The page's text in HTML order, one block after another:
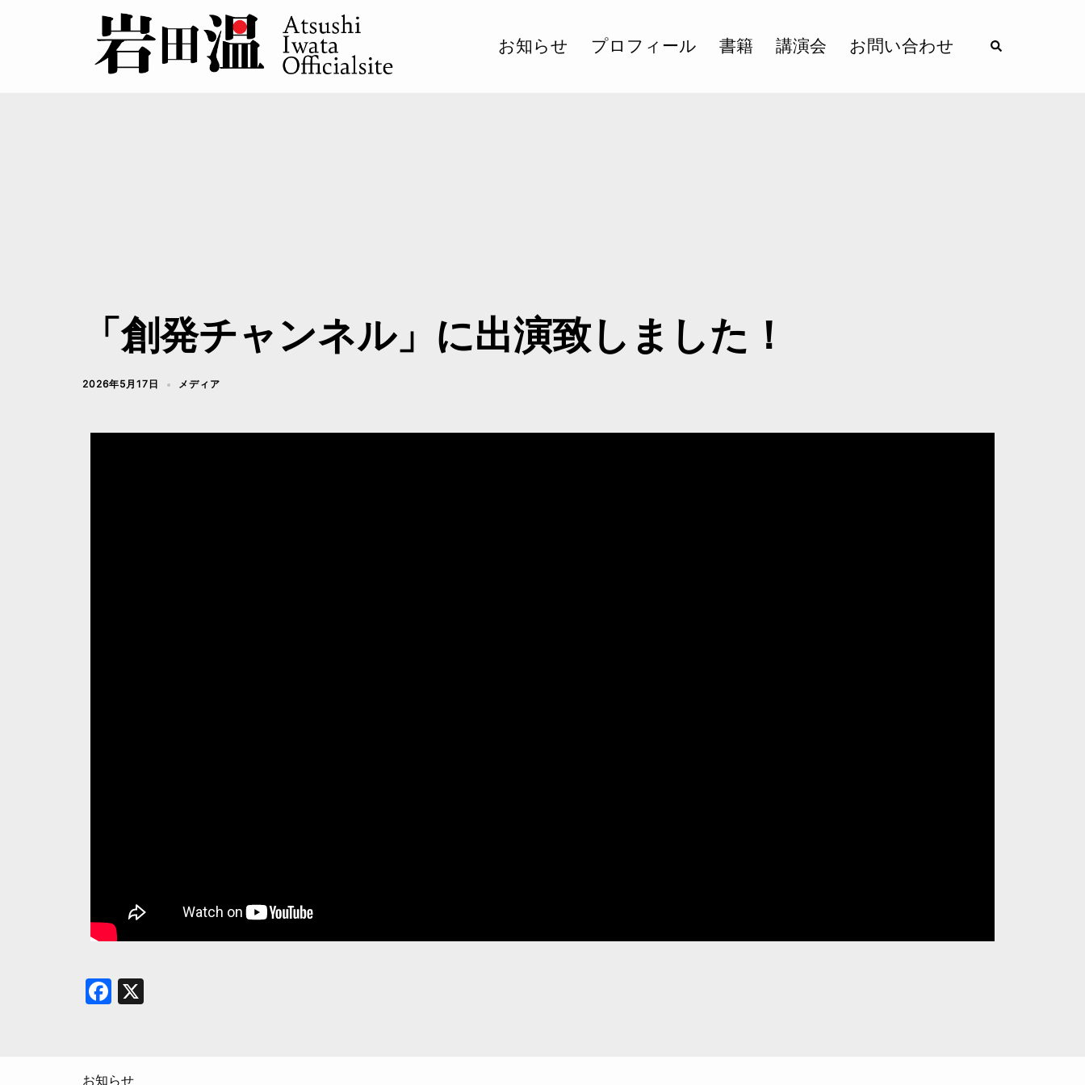
お知らせ プロフィール 書籍 講演会 お問い合わせ
「創発チャンネル」に出演致しました！
2026年5月17日 メディア
Facebook
お知らせ